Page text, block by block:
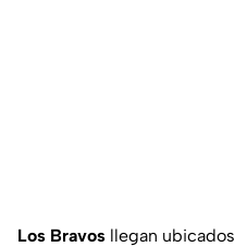
Los Bravos llegan